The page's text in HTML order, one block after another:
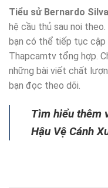
Tiểu sử Bernardo Silva
hệ cầu thủ sau noi
bạn có thể tiếp tục
Thapcamtv tổng hợp.
những bài viết chất
bạn đọc theo dõi.
Tìm hiểu thêm
Hậu Vệ Cánh